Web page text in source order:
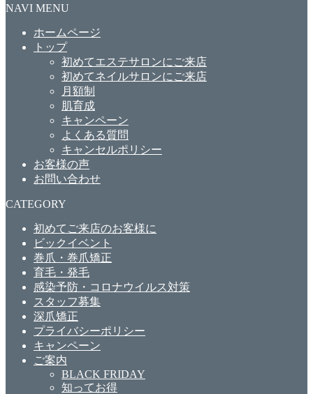
NAVI MENU
ホームページ
トップ
初めてエステサロンにご来店
初めてネイルサロンにご来店
月額制
肌育成
キャンペーン
よくある質問
キャンセルポリシー
お客様の声
お問い合わせ
CATEGORY
初めてご来店のお客様に
ビックイベント
巻爪・巻爪矯正
育毛・発毛
感染予防・コロナウイルス対策
スタッフ募集
深爪矯正
プライバシーポリシー
キャンペーン
ご案内
BLACK FRIDAY
知ってお得